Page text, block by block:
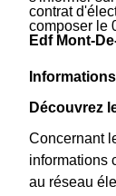
contrat
composer le
Edf Mont-
Découvrez
Concernant
informations
au réseau